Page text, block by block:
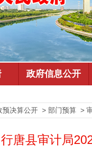
预决算公开 > 部门预算 >
行唐县审计局